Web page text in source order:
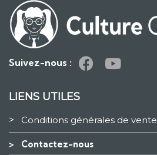
Suivez-nous :
LIENS UTILES
> Conditions générales de vente
> Contactez-nous